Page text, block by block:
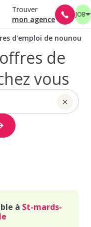
Trouver
mon agence
JOB
d'emploi de nounou
de
vous
à St-mards-